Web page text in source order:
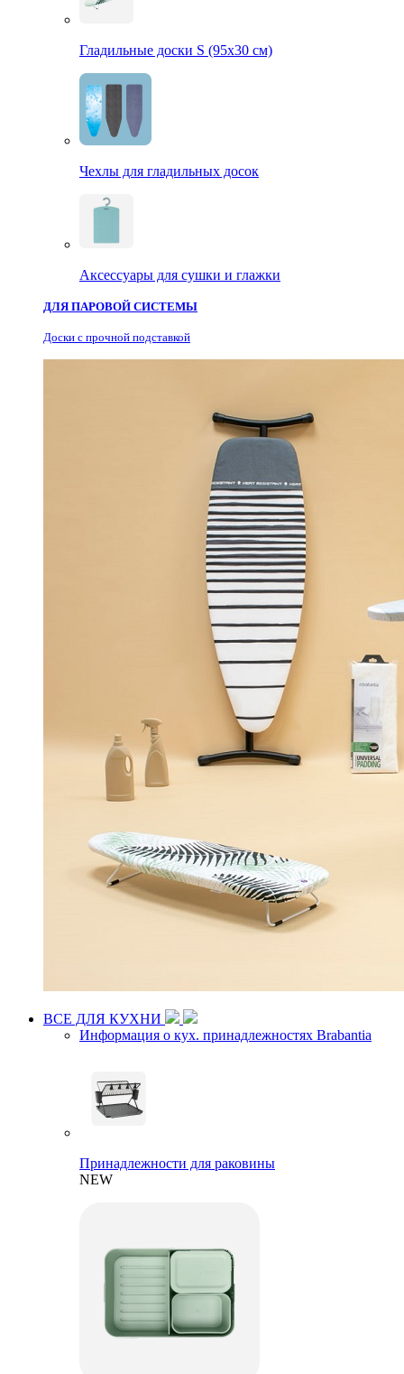
Гладильные доски S (95х30 см)
Чехлы для гладильных досок
Аксессуары для сушки и глажки
ДЛЯ ПАРОВОЙ СИСТЕМЫ
Доски с прочной подставкой
ВСЕ ДЛЯ КУХНИ
Информация о кух. принадлежностях Brabantia
Принадлежности для раковины
NEW